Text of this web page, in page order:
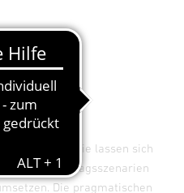
4000er-Serie lassen sich
und Alltagsszenarien
Die pragmatischen